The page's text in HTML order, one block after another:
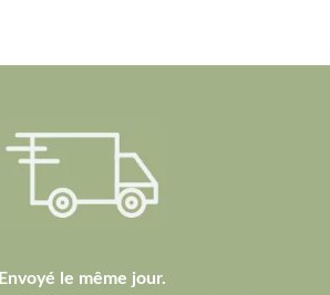
Envoyé le même jour.